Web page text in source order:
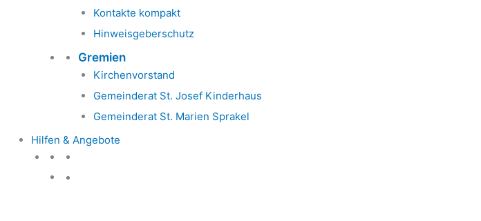
Kontakte kompakt
Hinweisgeberschutz
Gremien
Kirchenvorstand
Gemeinderat St. Josef Kinderhaus
Gemeinderat St. Marien Sprakel
Hilfen & Angebote